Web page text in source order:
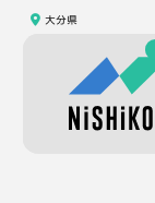
大分県